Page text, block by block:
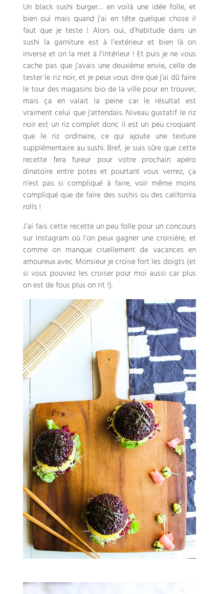
Un black sushi burger… en voilà une idée folle, et
bien oui mais quand j’ai en tête quelque chose il
faut que je teste ! Alors oui, d’habitude dans un
sushi la garniture est à l’extérieur et bien là on
inverse et on la met à l’intérieur ! Et puis je ne vous
cache pas que j’avais une deuxième envie, celle de
tester le riz noir, et je peux vous dire que j’ai dû faire
le tour des magasins bio de la ville pour en trouver,
mais ça en valait la peine car le résultat est
vraiment celui que j’attendais. Niveau gustatif le riz
noir est un riz complet donc il est un peu croquant
que le riz ordinaire, ce qui ajoute une texture
supplémentaire au sushi. Bref, je suis sûre que cette
recette fera fureur pour votre prochain apéro
dinatoire entre potes et pourtant vous verrez, ça
n’est pas si compliqué à faire, voir même moins
compliqué que de faire des sushis ou des california
rolls !
J’ai fais cette recette un peu folle pour un concours
sur Instagram où l’on peux gagner une croisière, et
comme on manque cruellement de vacances en
amoureux avec Monsieur je croise fort les doigts (et
si vous pouviez les croiser pour moi aussi car plus
on est de fous plus on rit !).